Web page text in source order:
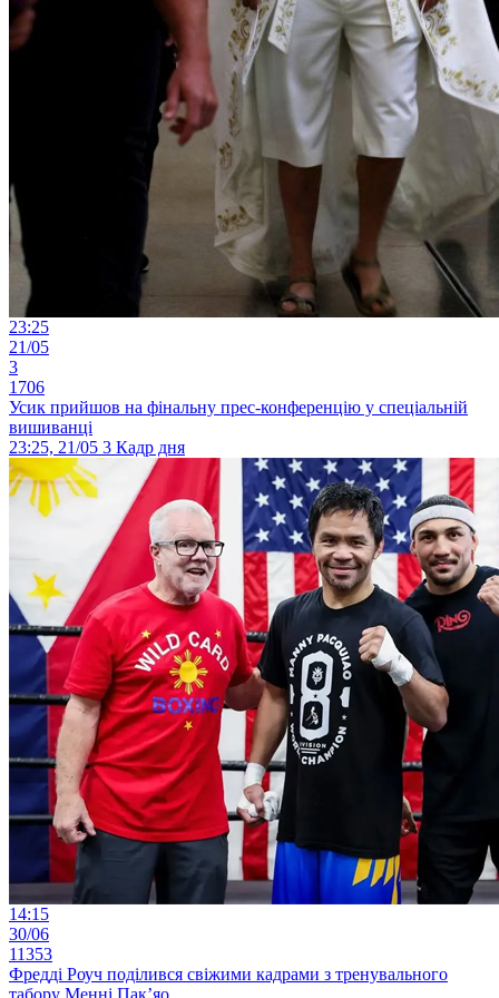
23:25
21/05
3
1706
Усик прийшов на фінальну прес-конференцію у спеціальній
вишиванці
23:25, 21/05 3 Кадр дня
14:15
30/06
11353
Фредді Роуч поділився свіжими кадрами з тренувального